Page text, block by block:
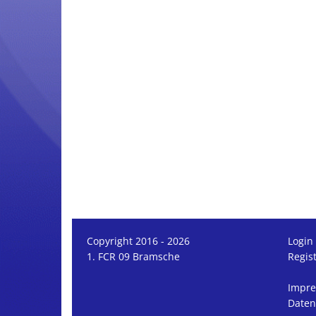
Copyright 2016 - 2026
1. FCR 09 Bramsche
Login